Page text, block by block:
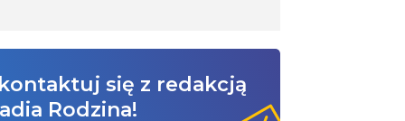
się z redakcją
Rodzina!